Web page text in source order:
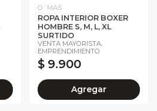
O´MAS
ROPA INTERIOR BOXER
HOMBRE S, M, L, XL
SURTIDO
VENTA MAYORISTA,
EMPRENDIMIENTO
$ 9.900
Agregar